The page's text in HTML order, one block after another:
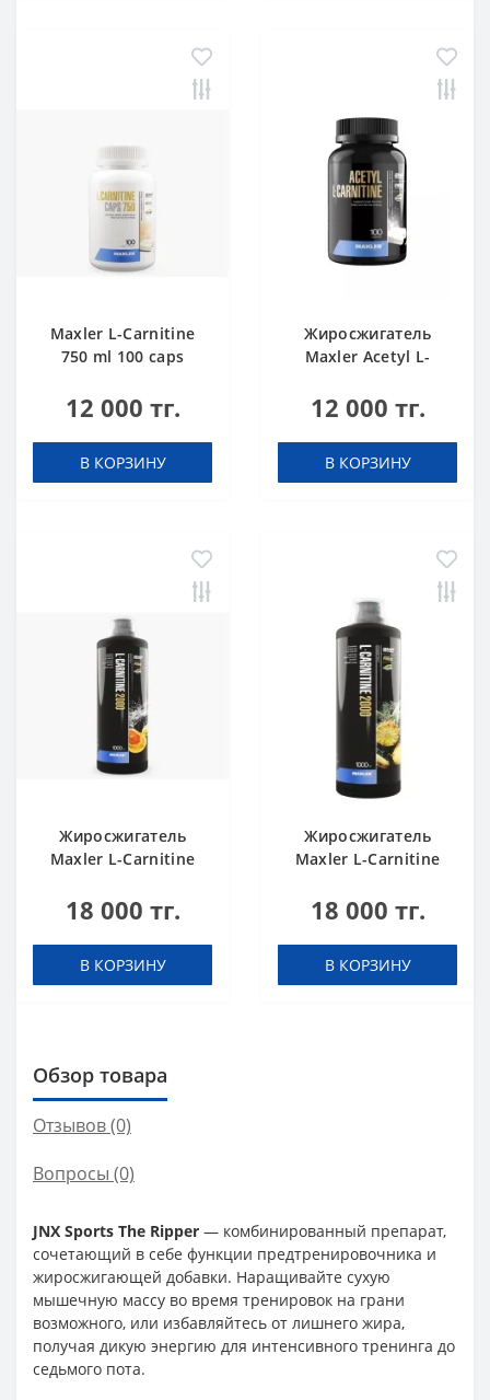
Maxler L-Carnitine
750 ml 100 caps
12 000 тг.
В КОРЗИНУ
Жиросжигатель
Maxler Acetyl L-
12 000 тг.
В КОРЗИНУ
Жиросжигатель
Maxler L-Carnitine
18 000 тг.
В КОРЗИНУ
Жиросжигатель
Maxler L-Carnitine
ml
18 000 тг.
В КОРЗИНУ
Обзор товара
Отзывов (0)
Вопросы (0)
JNX Sports The Ripper — комбинированный препарат,
сочетающий в себе функции предтренировочника и
жиросжигающей добавки. Наращивайте сухую
мышечную массу во время тренировок на грани
возможного, или избавляйтесь от лишнего жира,
получая дикую энергию для интенсивного тренинга до
седьмого пота.